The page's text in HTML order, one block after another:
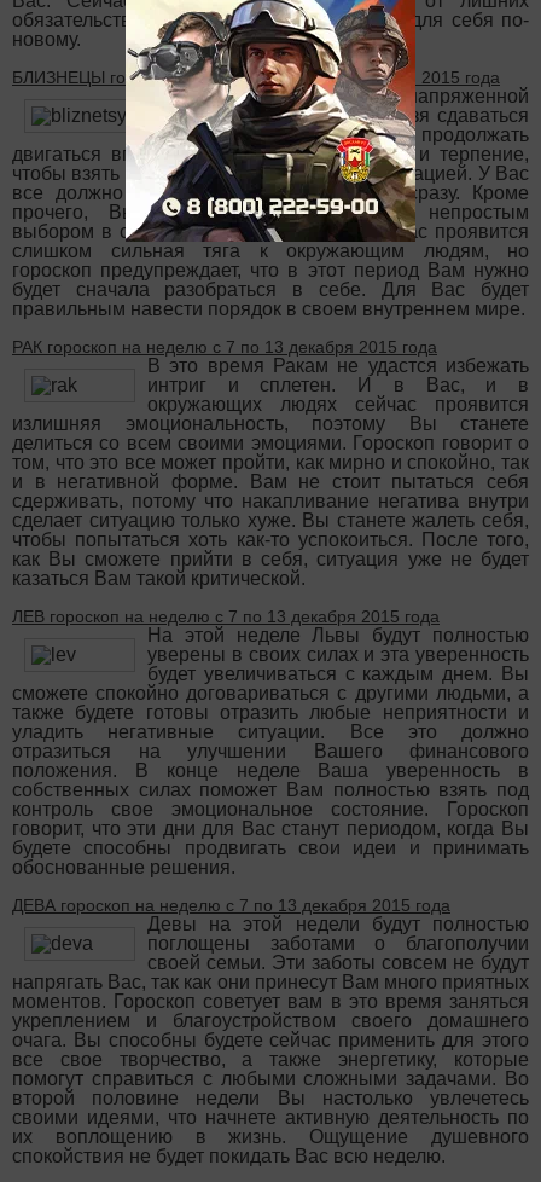
обязательств и откроете окружающий мир для себя по-
новому.
БЛИЗНЕЦЫ гороскоп на неделю с 7 по 13 декабря 2015 года
Эта неделя станет весьма напряженной
для Близнецов, но Вам нельзя сдаваться
и отступать. Вам необходимо продолжать
двигаться вперед, проявлять спокойствие и терпение,
чтобы взять верх над складывающейся ситуацией. У Вас
все должно получиться, но конечно, не сразу. Кроме
прочего, Вы можете оказаться перед непростым
выбором в своих личных отношениях. У Вас проявится
слишком сильная тяга к окружающим людям, но
гороскоп предупреждает, что в этот период Вам нужно
будет сначала разобраться в себе. Для Вас будет
правильным навести порядок в своем внутреннем мире.
РАК гороскоп на неделю с 7 по 13 декабря 2015 года
В это время Ракам не удастся избежать
интриг и сплетен. И в Вас, и в
окружающих людях сейчас проявится
излишняя эмоциональность, поэтому Вы станете
делиться со всем своими эмоциями. Гороскоп говорит о
том, что это все может пройти, как мирно и спокойно, так
и в негативной форме. Вам не стоит пытаться себя
сдерживать, потому что накапливание негатива внутри
сделает ситуацию только хуже. Вы станете жалеть себя,
чтобы попытаться хоть как-то успокоиться. После того,
как Вы сможете прийти в себя, ситуация уже не будет
казаться Вам такой критической.
ЛЕВ гороскоп на неделю с 7 по 13 декабря 2015 года
На этой неделе Львы будут полностью
уверены в своих силах и эта уверенность
будет увеличиваться с каждым днем. Вы
сможете спокойно договариваться с другими людьми, а
также будете готовы отразить любые неприятности и
уладить негативные ситуации. Все это должно
отразиться на улучшении Вашего финансового
положения. В конце неделе Ваша уверенность в
собственных силах поможет Вам полностью взять под
контроль свое эмоциональное состояние. Гороскоп
говорит, что эти дни для Вас станут периодом, когда Вы
будете способны продвигать свои идеи и принимать
обоснованные решения.
ДЕВА гороскоп на неделю с 7 по 13 декабря 2015 года
Девы на этой недели будут полностью
поглощены заботами о благополучии
своей семьи. Эти заботы совсем не будут
напрягать Вас, так как они принесут Вам много приятных
моментов. Гороскоп советует вам в это время заняться
укреплением и благоустройством своего домашнего
очага. Вы способны будете сейчас применить для этого
все свое творчество, а также энергетику, которые
помогут справиться с любыми сложными задачами. Во
второй половине недели Вы настолько увлечетесь
своими идеями, что начнете активную деятельность по
их воплощению в жизнь. Ощущение душевного
спокойствия не будет покидать Вас всю неделю.